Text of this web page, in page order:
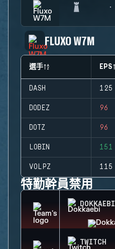
FLUXO W7M
選手 EPS
DASH 125
DODEZ 96
DOTZ 96
LOBIN 151
VOLPZ 115
特勤幹員禁用
DOKKAEBI
TWITCH